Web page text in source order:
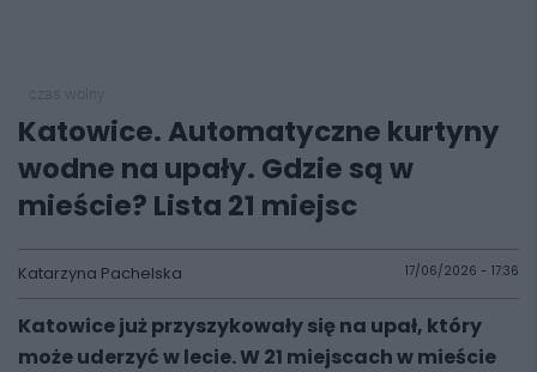
Katowice. Automatyczne kurtyny
wodne na upały. Gdzie są w
mieście? Lista 21 miejsc
Katarzyna Pachelska 17/06/2026 - 17:36
Katowice już przyszykowały się na upał, który
może uderzyć w lecie. W 21 miejscach w mieście